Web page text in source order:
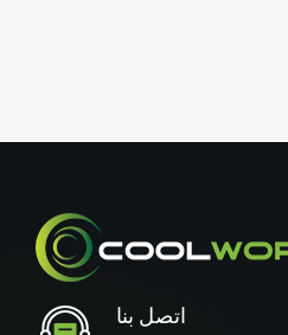
اتصل بنا